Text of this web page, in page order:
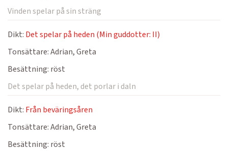
Vinden spelar på sin sträng
Dikt: Det spelar på heden (Min guddotter: II)
Tonsättare:Adrian, Greta
Besättning: röst
Det spelar på heden, det porlar i daln
Dikt: Från beväringsåren
Tonsättare:Adrian, Greta
Besättning: röst